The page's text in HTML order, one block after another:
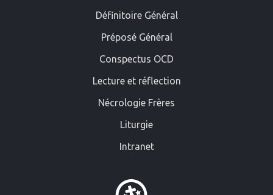
Définitoire Général
Préposé Général
Conspectus OCD
Lecture et réflection
Nécrologie Frères
Liturgie
Intranet